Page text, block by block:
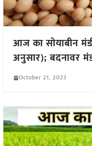
आज का सोयाबीन
अनुसार); बदनावर
October 21, 2023